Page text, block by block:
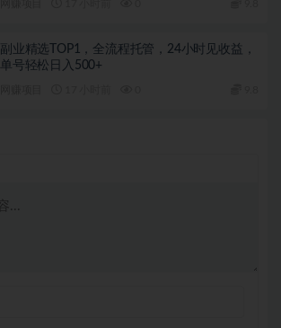
副业精选TOP1，全流程托管，24小时见收益，
单号轻松日入500+